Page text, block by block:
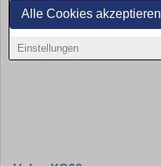
Alle Cookies akzeptieren
Einstellungen